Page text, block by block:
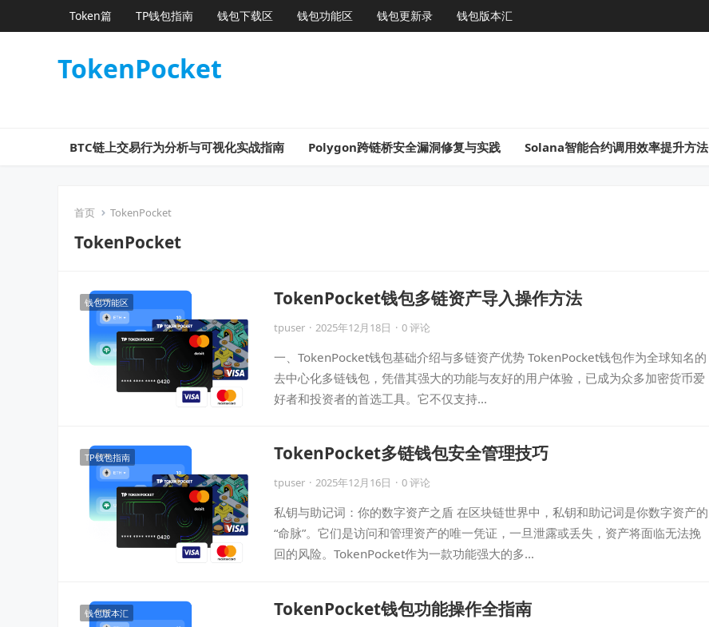
Token篇 TP钱包指南 钱包下载区 钱包功能区 钱包更新录 钱包版本汇
TokenPocket
BTC链上交易行为分析与可视化实战指南 Polygon跨链桥安全漏洞修复与实践 Solana智能合约调用效率提升方法
首页 TokenPocket
TokenPocket
钱包功能区 TokenPocket钱包多链资产导入操作方法
tpuser · 2025年12月18日 · 0 评论
一、TokenPocket钱包基础介绍与多链资产优势 TokenPocket钱包作为全球知名的
去中心化多链钱包，凭借其强大的功能与友好的用户体验，已成为众多加密货币爱
好者和投资者的首选工具。它不仅支持…
TP钱包指南 TokenPocket多链钱包安全管理技巧
tpuser · 2025年12月16日 · 0 评论
私钥与助记词：你的数字资产之盾 在区块链世界中，私钥和助记词是你数字资产的
“命脉”。它们是访问和管理资产的唯一凭证，一旦泄露或丢失，资产将面临无法挽
回的风险。TokenPocket作为一款功能强大的多…
钱包版本汇 TokenPocket钱包功能操作全指南